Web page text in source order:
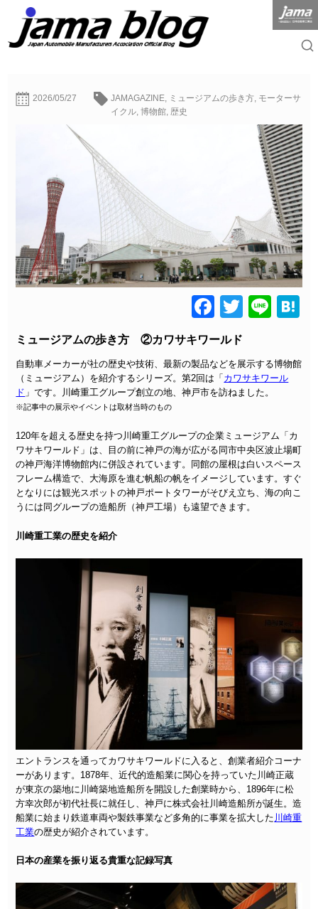
2026/05/27 JAMAGAZINE ミュージアムの歩き方 モーターサ
イクル ,博物館 歴史
Facebook
Twitter
Line
ミュージアムの歩き方 ②カワサキワールド
自動車メーカーが社の歴史や技術、最新の製品などを展示する博物館
（ミュージアム）を紹介するシリーズ。第2回は「 カワサキワール
ド 」です。川崎重工グループ創立の地、神戸市を訪ねました。
※記事中の展示やイベントは取材当時のもの
120年を超える歴史を持つ川崎重工グループの企業ミュージアム「カ
ワサキワールド」は、目の前に神戸の海が広がる同市中央区波止場町
の神戸海洋博物館内に併設されています。同館の屋根は白いスペース
フレーム構造で、大海原を進む帆船の帆をイメージしています。すぐ
となりには観光スポットの神戸ポートタワーがそびえ立ち、海の向こ
うには同グループの造船所（神戸工場）も遠望できます。
川崎重工業の歴史を紹介
エントランスを通ってカワサキワールドに入ると、創業者紹介コーナ
ーがあります。1878年、近代的造船業に関心を持っていた川崎正蔵
が東京の築地に川崎築地造船所を開設した創業時から、1896年に松
方幸次郎が初代社長に就任し、神戸に株式会社川崎造船所が誕生。造
船業に始まり鉄道車両や製鉄事業など多角的に事業を拡大した 川崎重
工業の歴史が紹介されています。
日本の産業を振り返る貴重な記録写真